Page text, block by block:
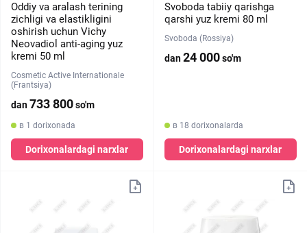
Oddiy va aralash terining
zichligi va elastikligini
oshirish uchun Vichy
Neovadiol anti-aging yuz
kremi 50 ml
Cosmetic Active Internationale
(Frantsiya)
dan733 800so'm
в 1 dorixonada
Dorixonalardagi narxlar
Svoboda tabiiy qarishga
qarshi yuz kremi 80 ml
Svoboda (Rossiya)
dan24 000so'm
в 18 dorixonalarda
Dorixonalardagi narxlar